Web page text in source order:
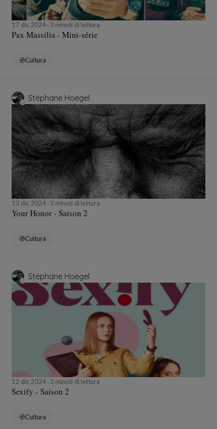
17 dic 2024 3 minuti di lettura
Pax Massilia - Mini-série
Cultura
Stéphane Hoegel
13 dic 2024 3 minuti di lettura
Your Honor - Saison 2
Cultura
Stéphane Hoegel
12 dic 2024 3 minuti di lettura
Sexify - Saison 2
Cultura